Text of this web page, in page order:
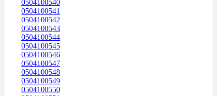
0504100540
0504100541
0504100542
0504100543
0504100544
0504100545
0504100546
0504100547
0504100548
0504100549
0504100550